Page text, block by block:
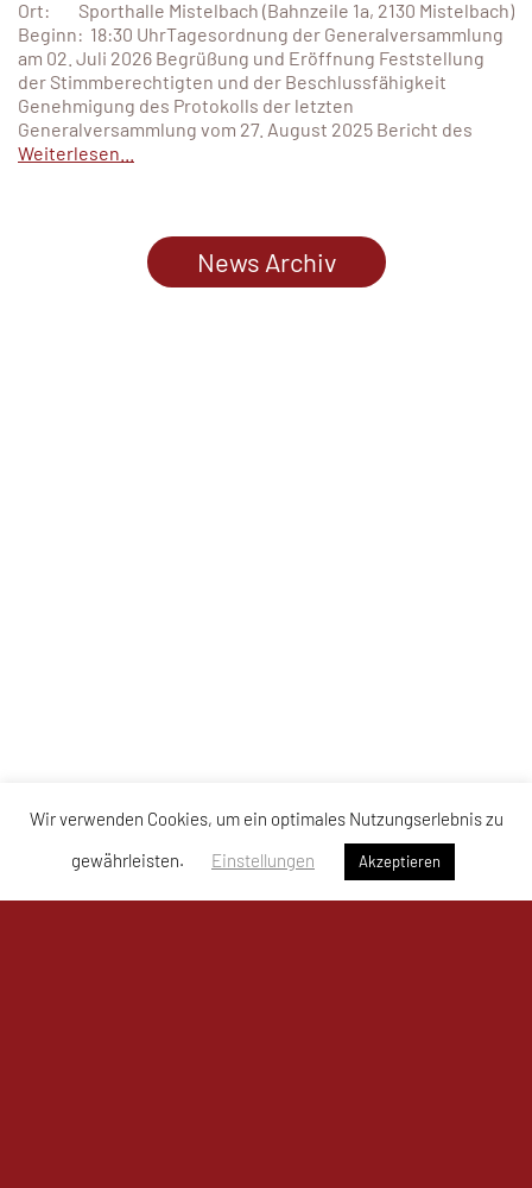
Ort: Sporthalle Mistelbach (Bahnzeile 1a, 2130 Mistelbach)
Beginn: 18:30 UhrTagesordnung der Generalversammlung
am 02. Juli 2026 Begrüßung und Eröffnung Feststellung
der Stimmberechtigten und der Beschlussfähigkeit
Genehmigung des Protokolls der letzten
Generalversammlung vom 27. August 2025 Bericht des
Weiterlesen...
News Archiv
Wir verwenden Cookies, um ein optimales Nutzungserlebnis zu
gewährleisten.
Einstellungen Akzeptieren